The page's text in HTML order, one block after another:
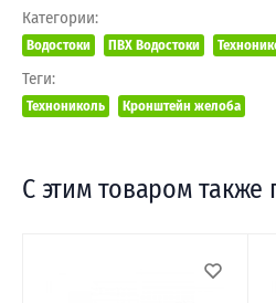
Категории:
Водостоки ПВХ Водостоки
Теги:
Технониколь Кронштейн желоба
С этим товаром также